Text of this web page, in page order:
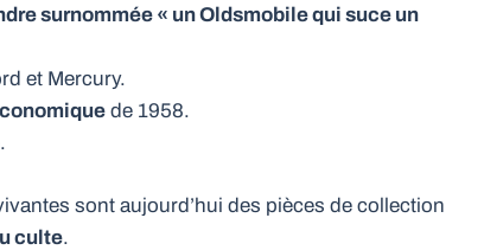
surnommée « un Oldsmobile qui suce un
et Mercury.
de 1958.
.
sont aujourd’hui des pièces de collection
culte.